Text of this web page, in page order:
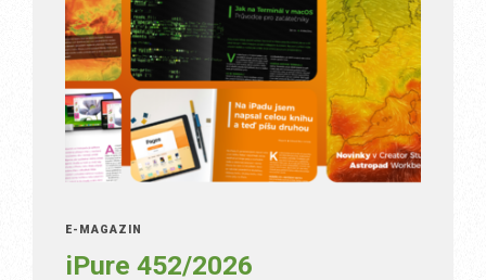
E-MAGAZÍN
iPure 452/2026